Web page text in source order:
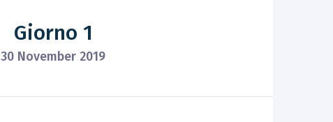
Giorno 1
30 November 2019